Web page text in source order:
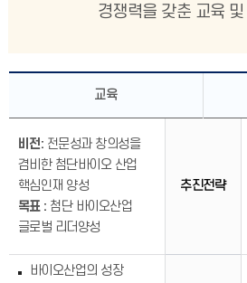
경쟁력을 갖춘 교육
교육
비전: 전문성과 창의성을
겸비한 첨단바이오 산업
핵심인재 양성
목표 : 첨단 바이오산업
글로벌 리더양성
추진전략
바이오산업의 성장